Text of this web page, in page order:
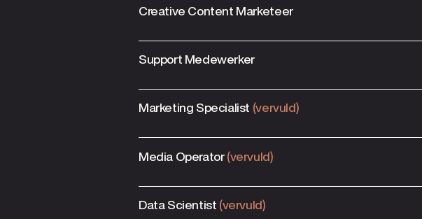
Creative Content Marketeer
Support Medewerker
Marketing Specialist (vervuld)
Media Operator (vervuld)
Data Scientist (vervuld)